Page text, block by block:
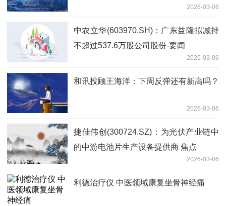
2026-03-06
中农立华(603970.SH)：广东益隆拟减持
不超过537.6万股公司股份-要闻
2026-03-06
和讯投顾王海洋：下周反弹还有新高吗？
2026-03-06
捷佳伟创(300724.SZ)：为光伏产业链中
的中游电池片生产设备提供商 焦点
2026-03-06
利德治疗仪 中医领域康复坐骨神经痛